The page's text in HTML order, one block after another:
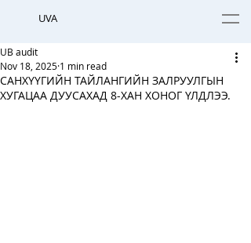
UVA
САНХҮҮГИЙН ТАЙЛАНГИЙН ЗАЛРУУЛГЫН
ХУГАЦАА ДУУСАХАД 8-ХАН ХОНОГ ҮЛДЛЭЭ.
UB audit
Nov 18, 2025 1 min read